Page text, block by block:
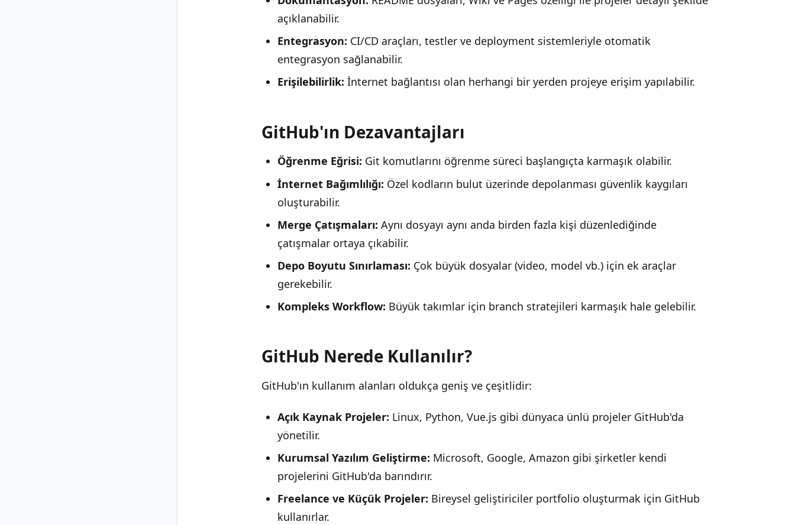
açıklanabilir.
Entegrasyon: CI/CD araçları, testler ve deployment sistemleriyle otomatik
entegrasyon sağlanabilir.
Erişilebilirlik: İnternet bağlantısı olan herhangi bir yerden projeye erişim yapılabilir.
GitHub'ın Dezavantajları
Öğrenme Eğrisi: Git komutlarını öğrenme süreci başlangıçta karmaşık olabilir.
İnternet Bağımlılığı: Özel kodların bulut üzerinde depolanması güvenlik kaygıları
oluşturabilir.
Merge Çatışmaları: Aynı dosyayı aynı anda birden fazla kişi düzenlediğinde
çatışmalar ortaya çıkabilir.
Depo Boyutu Sınırlaması: Çok büyük dosyalar (video, model vb.) için ek araçlar
gerekebilir.
Kompleks Workflow: Büyük takımlar için branch stratejileri karmaşık hale gelebilir.
GitHub Nerede Kullanılır?
GitHub'ın kullanım alanları oldukça geniş ve çeşitlidir:
Açık Kaynak Projeler: Linux, Python, Vue.js gibi dünyaca ünlü projeler GitHub'da
yönetilir.
Kurumsal Yazılım Geliştirme: Microsoft, Google, Amazon gibi şirketler kendi
projelerini GitHub'da barındırır.
Freelance ve Küçük Projeler: Bireysel geliştiriciler portfolio oluşturmak için GitHub
kullanırlar.